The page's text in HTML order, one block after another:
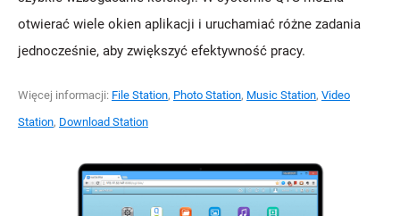
otwierać wiele okien aplikacji i uruchamiać różne zadania
jednocześnie, aby zwiększyć efektywność pracy.
Więcej informacji: File Station, Photo Station, Music Station, Video
Station, Download Station